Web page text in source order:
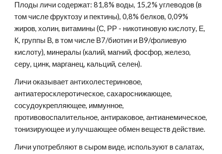
Плоды личи содержат: 81,8% воды, 15,2% углеводов (в
том числе фруктозу и пектины), 0,8% белков, 0,09%
жиров, холин, витамины (С, РР - никотиновую кислоту, Е,
К, группы В, в том числе В7/биотин и В9/фолиевую
кислоту), минералы (калий, магний, фосфор, железо,
серу, цинк, марганец, кальций, селен).
Личи оказывает антихолестериновое,
антиатеросклеротическое, сахароснижающее,
сосудоукрепляющее, иммунное,
противовоспалительное, антираковое, антианемическое,
тонизирующее и улучшающее обмен веществ действие.
Личи употребляют в сыром виде, используют в салатах,